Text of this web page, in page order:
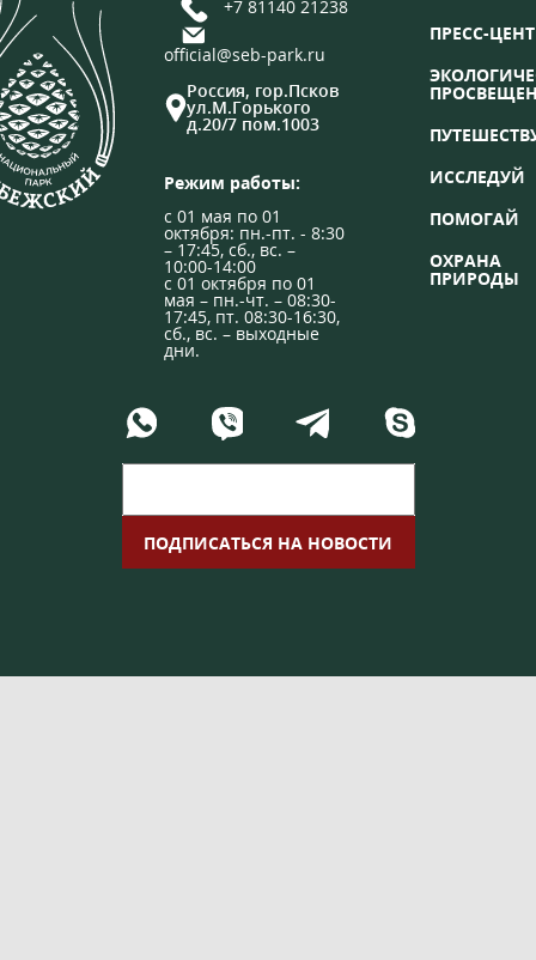
+7 81140 21238
official@seb-park.ru
Россия, гор.Псков
ул.М.Горького
д.20/7 пом.1003
Режим работы:
с 01 мая по 01
октября: пн.-пт. - 8:30
– 17:45, сб., вс. –
10:00-14:00
с 01 октября по 01
мая – пн.-чт. – 08:30-
17:45, пт. 08:30-16:30,
сб., вс. – выходные
дни.
ПРЕСС-
ИССЛЕДУЙ
ПОМОГАЙ
ОХРАНА
ПРИРОДЫ